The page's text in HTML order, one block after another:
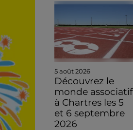
5 août 2026
Découvrez le
monde associatif
à Chartres les 5
et 6 septembre
2026